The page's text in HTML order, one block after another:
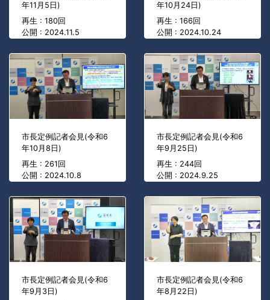
年11月5日)
再生 : 180回
公開 : 2024.11.5
年10月24日)
再生 : 166回
公開 : 2024.10.24
市長定例記者会見(令和6
年10月8日)
再生 : 261回
公開 : 2024.10.8
市長定例記者会見(令和6
年9月25日)
再生 : 244回
公開 : 2024.9.25
市長定例記者会見(令和6
年9月3日)
市長定例記者会見(令和6
年8月22日)